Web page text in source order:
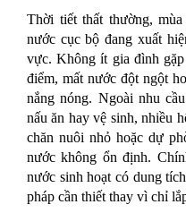
Thời tiết thất thường,
nước cục bộ đang xuất
vực. Không ít gia đình
điểm, mất nước đột ngột
nắng nóng. Ngoài nhu
nấu ăn hay vệ sinh, nhiều
chăn nuôi nhỏ hoặc dự
nước không ổn định.
nước sinh hoạt có dung
pháp cần thiết thay vì chỉ